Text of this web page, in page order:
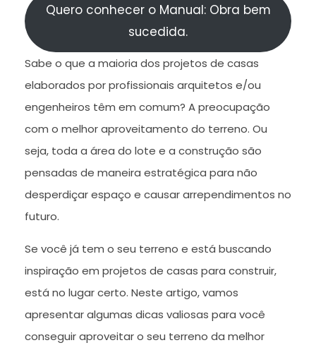
Quero conhecer o Manual: Obra bem
sucedida.
Sabe o que a maioria dos projetos de casas
elaborados por profissionais arquitetos e/ou
engenheiros têm em comum? A preocupação
com o melhor aproveitamento do terreno. Ou
seja, toda a área do lote e a construção são
pensadas de maneira estratégica para não
desperdiçar espaço e causar arrependimentos no
futuro.
Se você já tem o seu terreno e está buscando
inspiração em projetos de casas para construir,
está no lugar certo. Neste artigo, vamos
apresentar algumas dicas valiosas para você
conseguir aproveitar o seu terreno da melhor